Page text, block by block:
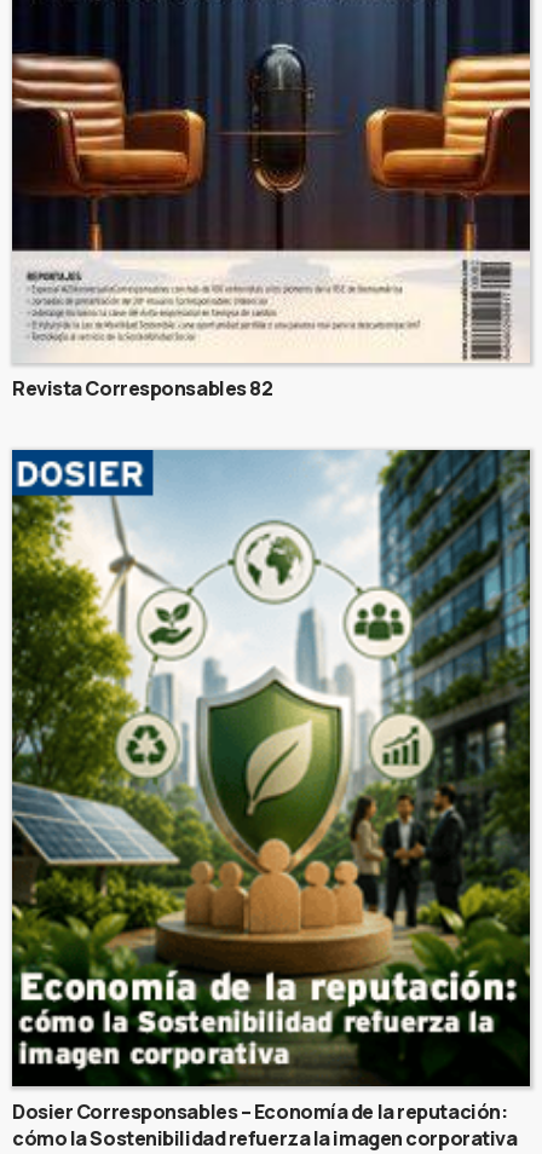
Revista Corresponsables 82
Dosier Corresponsables – Economía de la reputación:
cómo la Sostenibilidad refuerza la imagen corporativa